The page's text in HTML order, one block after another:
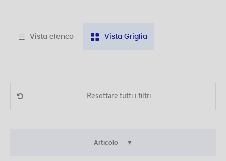
Vista elenco Vista Griglia
Resettare tutti i filtri
Articolo